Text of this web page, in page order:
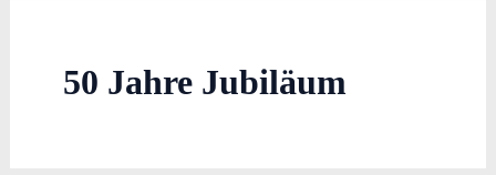
50 Jahre Jubiläum